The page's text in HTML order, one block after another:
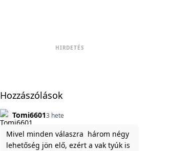
HIRDETÉS
Hozzászólások
Tomi66013 hete
Mivel minden válaszra három négy
lehetőség jön elő, ezért a vak tyúk is